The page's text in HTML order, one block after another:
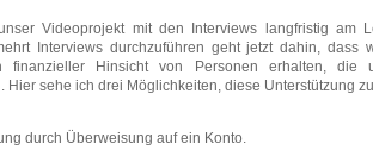
Videoprojekt mit den Interviews langfristig am
Interviews durchzuführen geht jetzt dahin, dass
finanzieller Hinsicht von Personen erhalten, die
Hier sehe ich drei Möglichkeiten, diese Unterstützung
durch Überweisung auf ein Konto.